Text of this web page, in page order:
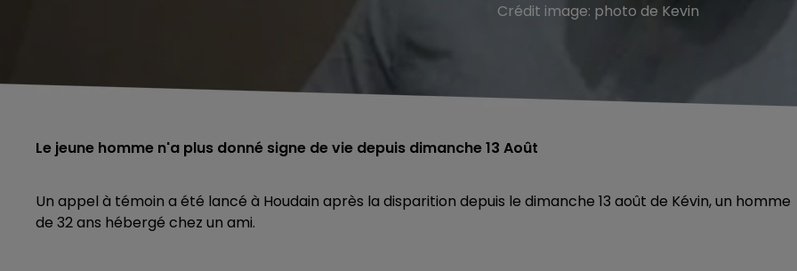
Crédit image: photo de Kevin
Le jeune homme n'a plus donné signe de vie depuis dimanche 13 Août
Un appel à témoin a été lancé à Houdain après la disparition depuis le dimanche 13 août de Kévin, un homme
de 32 ans hébergé chez un ami.